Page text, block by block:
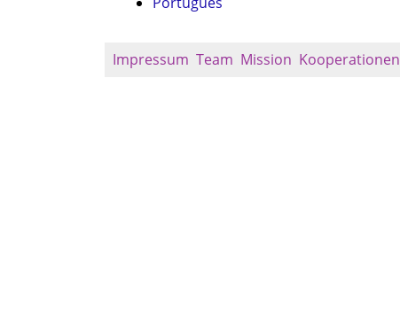
Impressum Team Mission Kooperationen